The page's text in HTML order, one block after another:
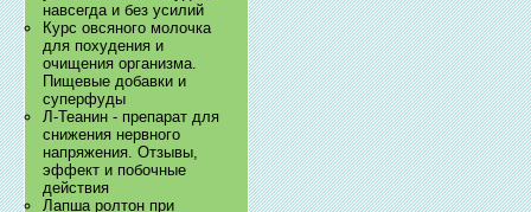
навсегда и без усилий
Курс овсяного молочка
для похудения и
очищения организма.
Пищевые добавки и
суперфуды
Л-Теанин - препарат для
снижения нервного
напряжения. Отзывы,
эффект и побочные
действия
Лапша ролтон при